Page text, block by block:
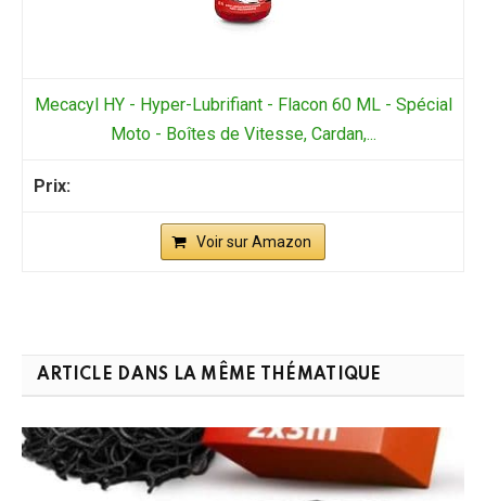
Mecacyl HY - Hyper-Lubrifiant - Flacon 60 ML - Spécial
Moto - Boîtes de Vitesse, Cardan,...
Voir sur Amazon
ARTICLE DANS LA MÊME THÉMATIQUE